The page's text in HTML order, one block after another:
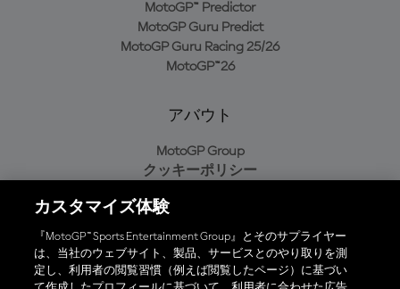
MotoGP™ Predictor
MotoGP Guru Predict
MotoGP Guru Racing 25/26
MotoGP™26
アバウト
MotoGP Group
クッキーポリシー
プライバシーポリシー
購入ポリシー
カスタマイズ体験
『MotoGP™ Sports Entertainment Group』とそのサプライヤー
は、当社のウェブサイト、製品、サービスとのやり取りを測
定し、利用者の閲覧習慣（例えば閲覧したページ）に基づい